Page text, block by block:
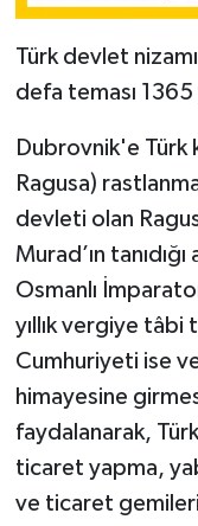
Türk devlet
defa teması 1365
Dubrovnik'e Türk
Ragusa)
devleti olan
Murad’ın tanıdığı
Osmanlı
yıllık vergiye tâbi
Cumhuriyeti ise
himayesine
faydalanarak,
ticaret yapma,
ve ticaret